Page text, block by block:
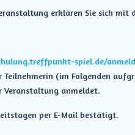
erklären Sie sich mit
spiel.de/
(im Folgenden
Veranstaltung anmeldet.
per E-Mail bestätigt.